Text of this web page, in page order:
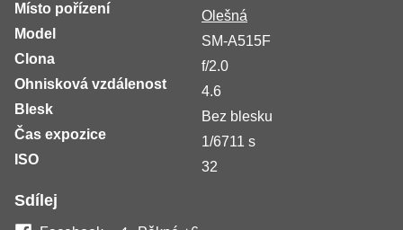
Místo pořízení
Olešná
Model
SM-A515F
Clona
f/2.0
Ohnisková vzdálenost
4.6
Blesk
Bez blesku
Čas expozice
1/6711 s
ISO
32
Sdílej